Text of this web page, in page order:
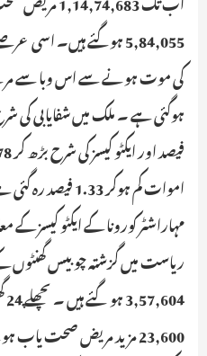
اموات کم ہوکر 1.33 فیصد رہ گئی ہے۔
مہاراشٹر کورونا کے ایکٹو کیسز
23,600 مزید مریض صحت